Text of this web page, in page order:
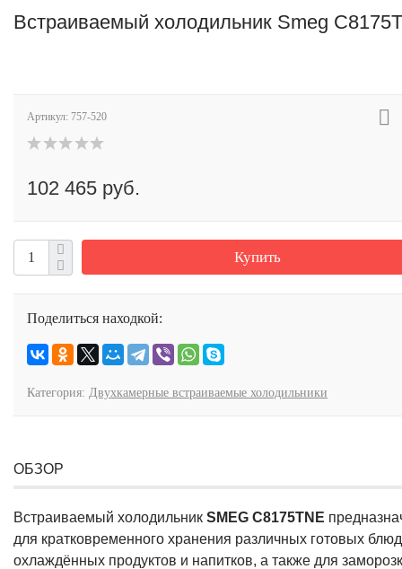
Встраиваемый холодильник Smeg
Артикул: 757-520
102 465 руб.
Купить
Поделиться находкой:
Категория: Двухкамерные встраиваемые холодильники
ОБЗОР
Встраиваемый холодильник SMEG C8175TNE
для кратковременного хранения различных готовых
охлаждённых продуктов и напитков, а также для